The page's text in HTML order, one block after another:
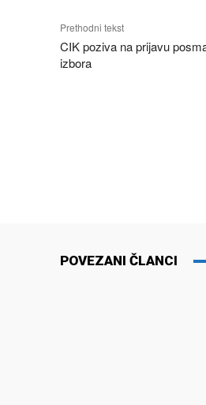
Prethodni tekst
CIK poziva na prijavu
izbora
POVEZANI ČLANCI